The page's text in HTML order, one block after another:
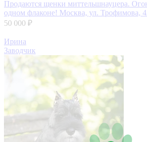
Продаются щенки миттельшнауцера.
одном флаконе! Москва, ул. Трофимова,
50 000 ₽
Ирина
Заводчик